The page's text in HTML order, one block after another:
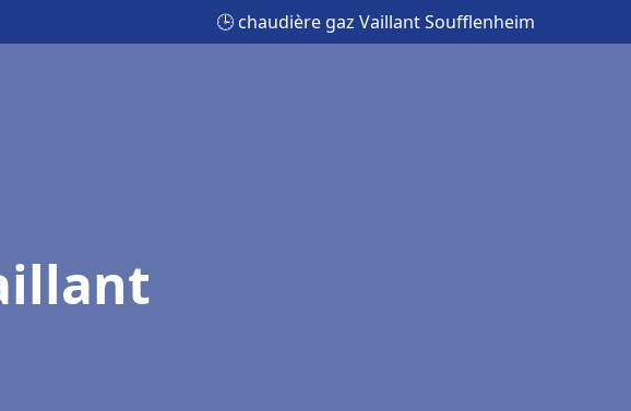
🕒 chaudière gaz Vaillant Soufflenheim